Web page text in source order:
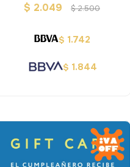
$ 2.049 $2.500
$ 1.742
$ 1.844